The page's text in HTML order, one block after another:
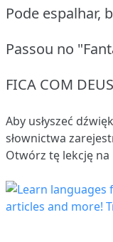
Pode espalhar,
Passou no
FICA COM DEUS
Aby usłyszeć
słownictwa
Otwórz tę lekcję na